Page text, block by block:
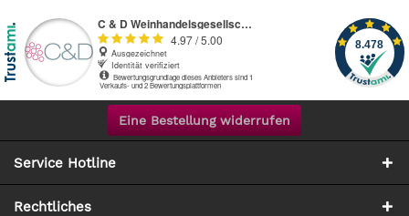
Eine Bestellung widerrufen
Service Hotline
Rechtliches